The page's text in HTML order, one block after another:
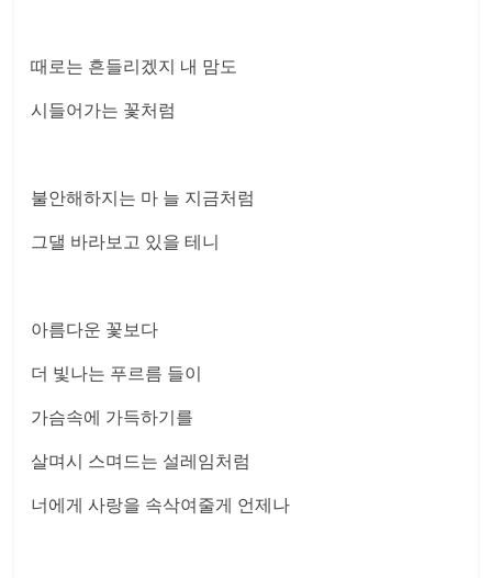
때로는 흔들리겠지 내 맘도
시들어가는 꽃처럼
불안해하지는 마 늘 지금처럼
그댈 바라보고 있을 테니
아름다운 꽃보다
더 빛나는 푸르름 들이
가슴속에 가득하기를
살며시 스며드는 설레임처럼
너에게 사랑을 속삭여줄게 언제나